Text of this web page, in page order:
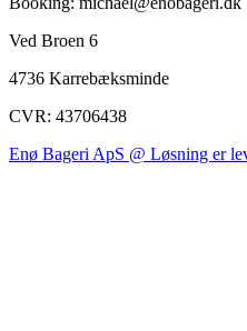
Ved Broen 6
4736 Karrebæksminde
CVR: 43706438
Enø Bageri ApS @ Løsning er